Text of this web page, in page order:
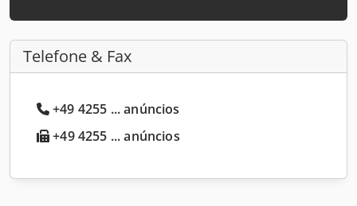
Telefone & Fax
+49 4255 ... anúncios
+49 4255 ... anúncios